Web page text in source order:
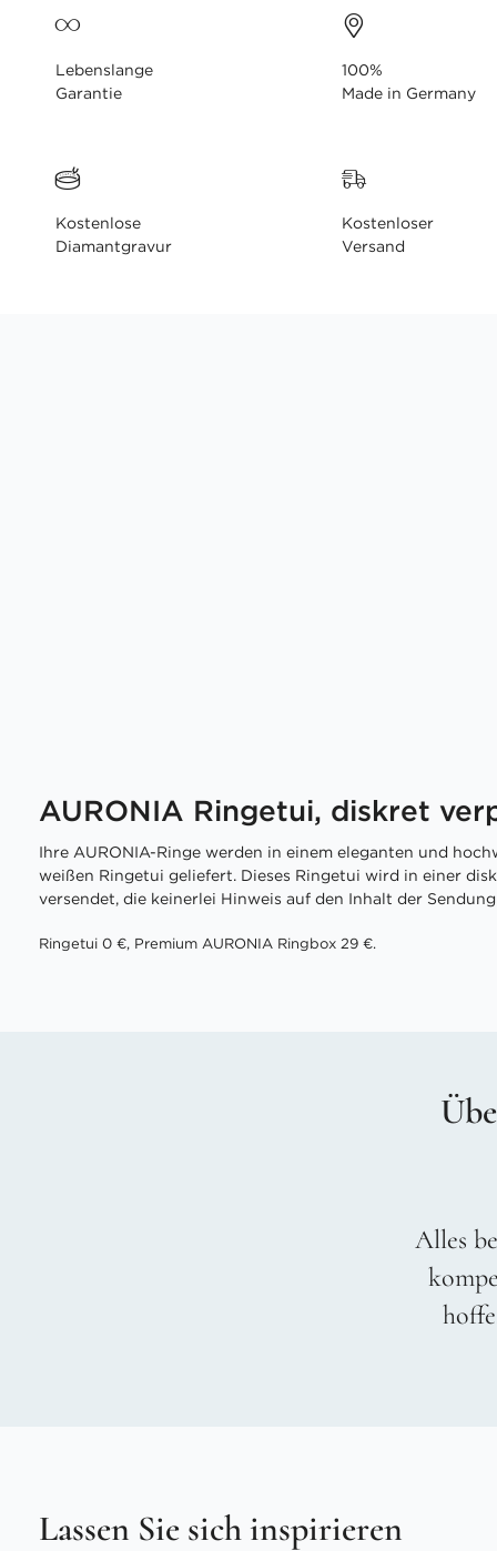
Lebenslange
Garantie
100%
Made in Germany
Kostenlose
Diamantgravur
Kostenloser
Versand
AURONIA Ringetui, diskret
Ihre AURONIA-Ringe werden in einem eleganten und
weißen Ringetui geliefert. Dieses Ringetui wird in einer
versendet, die keinerlei Hinweis auf den Inhalt der
Ringetui 0 €, Premium AURONIA Ringbox 29 €.
Alles
Lassen Sie sich inspirieren